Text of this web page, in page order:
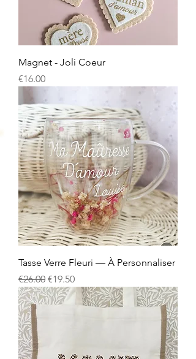
Magnet - Joli Coeur
Price
€16.00
Tasse Verre Fleuri — À Personnaliser
Regular Price
€26.00 Sale Price
€19.50